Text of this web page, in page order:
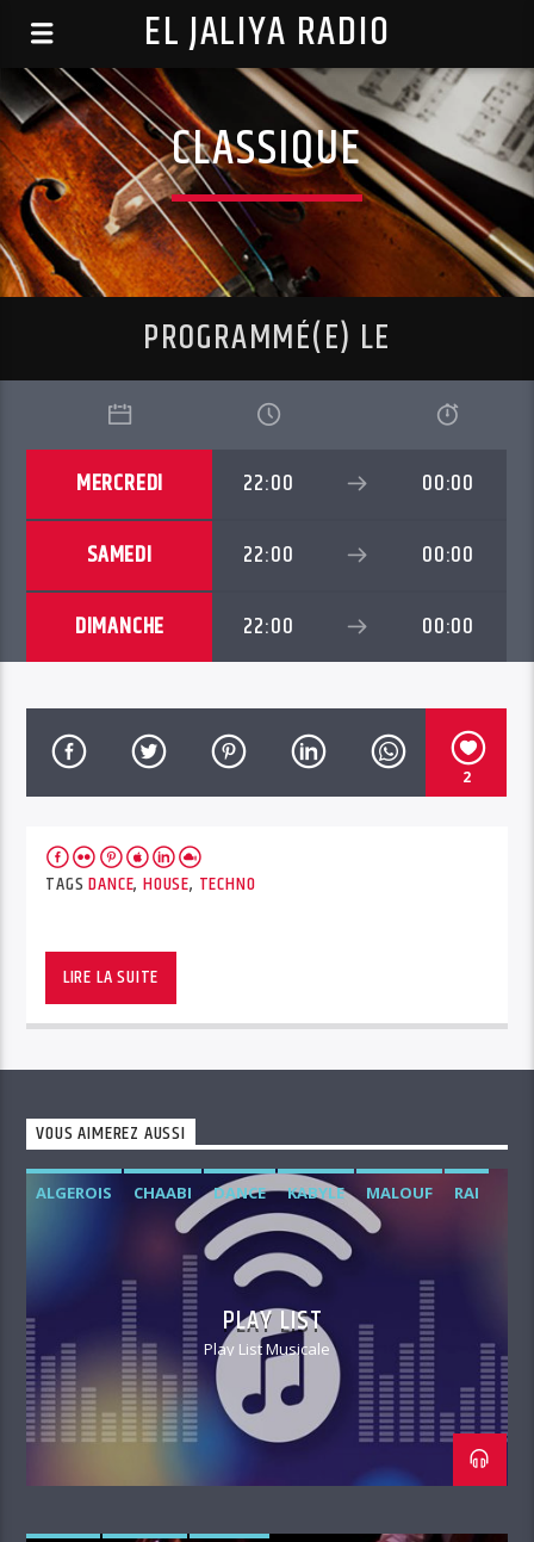
EL JALIYA RADIO
CLASSIQUE
PROGRAMMÉ(E) LE
MERCREDI 22:00 00:00
SAMEDI 22:00 00:00
DIMANCHE 22:00 00:00
2
TAGSDANCE,HOUSE, TECHNO
LIRE LA SUITE
VOUS AIMEREZ AUSSI
ALGEROIS CHAABI DANCE KABYLE MALOUF
RAI
STAIFI VOCAL
PLAY LIST
Play List Musicale